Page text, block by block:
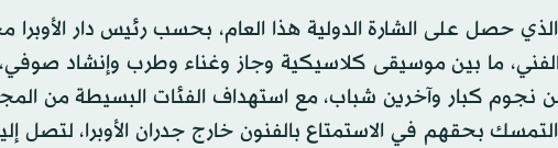
الذي حصل على الشارة الدولية هذا العام، بحسب رئيس دار
ما بين موسيقى كلاسيكية وجاز وغناء وطرب وإنشاد
نجوم كبار وآخرين شباب، مع استهداف الفئات البسيطة من
كنوع من التمسك بحقهم في الاستمتاع بالفنون خارج جدران الأوبرا، لتصل